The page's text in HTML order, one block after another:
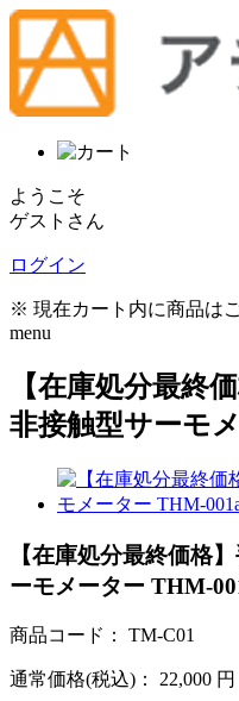
ようこそ
ゲストさん
ログイン
※ 現在カート内に商品は
menu
【在庫処分最終
非接触型サーモ
【在庫処分最終価格
ーモメーター THM-
商品コード： TM-C01
通常価格(税込)： 22,000 円